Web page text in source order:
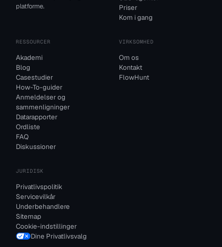
platforme.
Priser
Kom i gang
RESSOURCER
Akademi
Blog
Casestudier
How-To-guider
Anmeldelser og
sammenligninger
Datarapporter
Ordliste
FAQ
Diskussioner
VIRKSOMHED
Om os
Kontakt
FlowHunt
JURIDISK
Privatlivspolitik
Servicevilkår
Underbehandlere
Sitemap
Cookie-indstillinger
Dine Privatlivsvalg